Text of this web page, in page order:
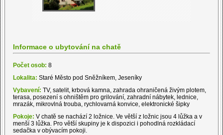
Informace o ubytování na chatě
Počet osob: 8
Lokalita: Staré Město pod Sněžníkem, Jeseníky
Vybavení: TV, satelit, krbová kamna, zahrada ohraničená živým plotem,
terasa, posezení s ohništěm pro grilování, zahradní nábytek, lednice,
mrazák, mikrovlná trouba, rychlovarná konvice, elektronické šipky
Pokoje: V chatě se nachází 2 ložnice. Ve větší z ložnic jsou 4 lůžka a v
menší 3 lůžka. Pro větší skupiny je k dispozici i pohodlná rozkládací
sedačka v obývacím pokoji.